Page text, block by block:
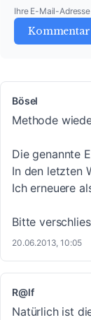
Ihre E-Mail-
Kommentar
Bösel
Methode
Die genannte
In den letzten
Ich erneuere
Bitte
20.06.2013, 10:05
R@lf
Natürlich ist